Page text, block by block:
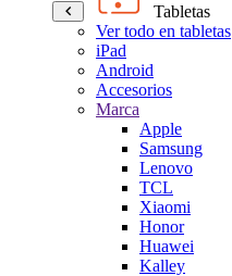
Tabletas
Ver todo en tabletas
iPad
Android
Accesorios
Marca
Apple
Samsung
Lenovo
TCL
Xiaomi
Honor
Huawei
Kalley